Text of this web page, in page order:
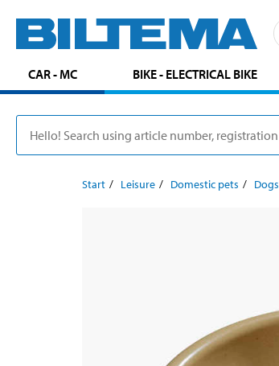
CAR - MC BIKE - ELECTRICAL BIKE
Start Leisure Domestic pets Dogs